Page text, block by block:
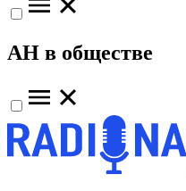
АН в обществе